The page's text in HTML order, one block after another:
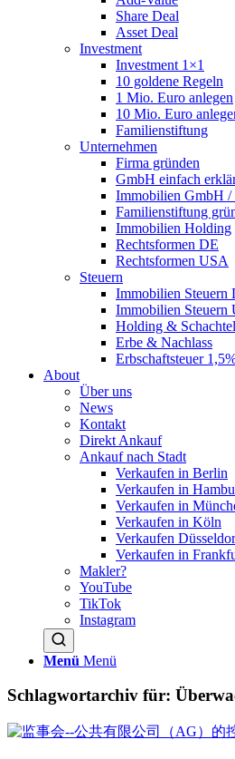
Share Deal
Asset Deal
Investment
Investment 1×1
10 goldene Regeln
1 Mio. Euro anlegen
10 Mio. Euro
Familienstiftung
Unternehmen
Firma gründen
GmbH einfach
Immobilien GmbH
Familienstiftung
Immobilien Holding
Rechtsformen DE
Rechtsformen USA
Steuern
Immobilien Steuern
Immobilien Steuern
Holding &
Erbe & Nachlass
Erbschaftsteuer
About
Über uns
News
Kontakt
Direkt Ankauf
Ankauf nach Stadt
Verkaufen in Berlin
Verkaufen in
Verkaufen in
Verkaufen in Köln
Verkaufen
Verkaufen in
Makler?
YouTube
TikTok
Instagram
Menü Menü
Schlagwortarchiv für: